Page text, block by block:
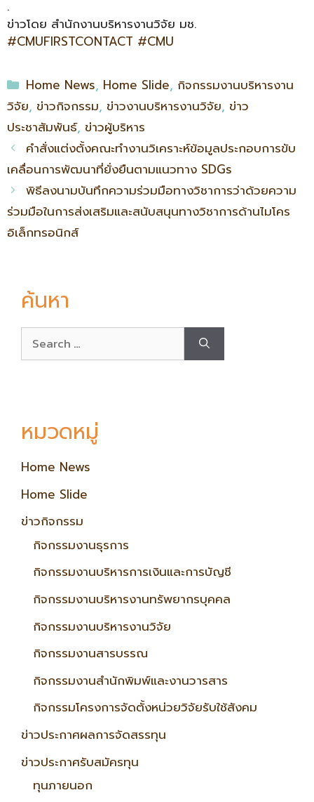
.
ข่าวโดย สำนักงานบริหารงานวิจัย มช.
#CMUFIRSTCONTACT #CMU
Home News, Home Slide, กิจกรรมงานบริหารงาน
วิจัย, ข่าวกิจกรรม, ข่าวงานบริหารงานวิจัย, ข่าว
ประชาสัมพันธ์, ข่าวผู้บริหาร
คำสั่งแต่งตั้งคณะทำงานวิเคราะห์ข้อมูลประกอบการขับ
เคลื่อนการพัฒนาที่ยั่งยืนตามแนวทาง SDGs
พิธีลงนามบันทึกความร่วมมือทางวิชาการว่าด้วยความ
ร่วมมือในการส่งเสริมและสนับสนุนทางวิชาการด้านไมโคร
อิเล็กทรอนิกส์
ค้นหา
หมวดหมู่
Home News
Home Slide
ข่าวกิจกรรม
กิจกรรมงานธุรการ
กิจกรรมงานบริหารการเงินและการบัญชี
กิจกรรมงานบริหารงานทรัพยากรบุคคล
กิจกรรมงานบริหารงานวิจัย
กิจกรรมงานสารบรรณ
กิจกรรมงานสำนักพิมพ์และงานวารสาร
กิจกรรมโครงการจัดตั้งหน่วยวิจัยรับใช้สังคม
ข่าวประกาศผลการจัดสรรทุน
ข่าวประกาศรับสมัครทุน
ทุนภายนอก